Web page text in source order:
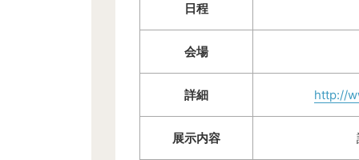
日程
会場
詳細 http://
展示内容